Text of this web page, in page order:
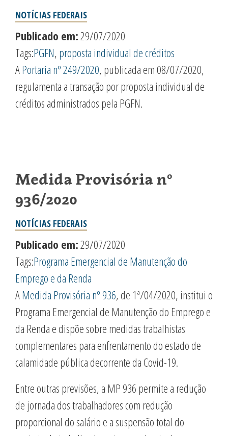
NOTÍCIAS FEDERAIS
Publicado em:29/07/2020
Tags:PGFN, proposta individual de créditos
APortaria nº 249/2020, publicada em 08/07/2020,
regulamenta a transação por proposta individual de
créditos administrados pela PGFN.
Medida Provisória nº
936/2020
NOTÍCIAS FEDERAIS
Publicado em:29/07/2020
Tags:Programa Emergencial de Manutenção do
Emprego e da Renda
AMedida Provisória nº 936, de 1ª/04/2020, institui o
Programa Emergencial de Manutenção do Emprego e
da Renda e dispõe sobre medidas trabalhistas
complementares para enfrentamento do estado de
calamidade pública decorrente da Covid-19.
Entre outras previsões, a MP 936 permite a redução
de jornada dos trabalhadores com redução
proporcional do salário e a suspensão total do